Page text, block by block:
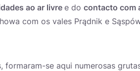
ao ar livree do contacto com
com os vales Prądnik e
formaram-se aqui numerosas